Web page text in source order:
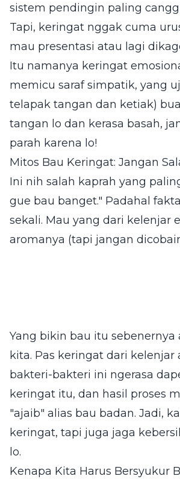
sistem pendingin paling
Tapi, keringat nggak cuma
mau presentasi atau lagi
Itu namanya keringat
memicu saraf simpatik, yang
telapak tangan dan ketiak)
tangan lo dan kerasa basah,
parah karena lo!
Mitos Bau Keringat: Jangan
Ini nih salah kaprah yang
gue bau banget." Padahal
sekali. Mau yang dari kelenjar
aromanya (tapi jangan
Yang bikin bau itu
kita. Pas keringat dari
bakteri-bakteri ini ngerasa
keringat itu, dan hasil proses
"ajaib" alias bau badan. Jadi,
keringat, tapi juga jaga
lo.
Kenapa Kita Harus Bersyukur